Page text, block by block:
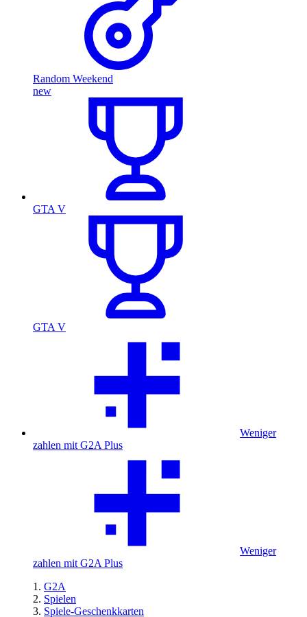
Random Weekend
new
GTA V
GTA V
Weniger
zahlen mit G2A Plus
Weniger
zahlen mit G2A Plus
G2A
Spielen
Spiele-Geschenkkarten